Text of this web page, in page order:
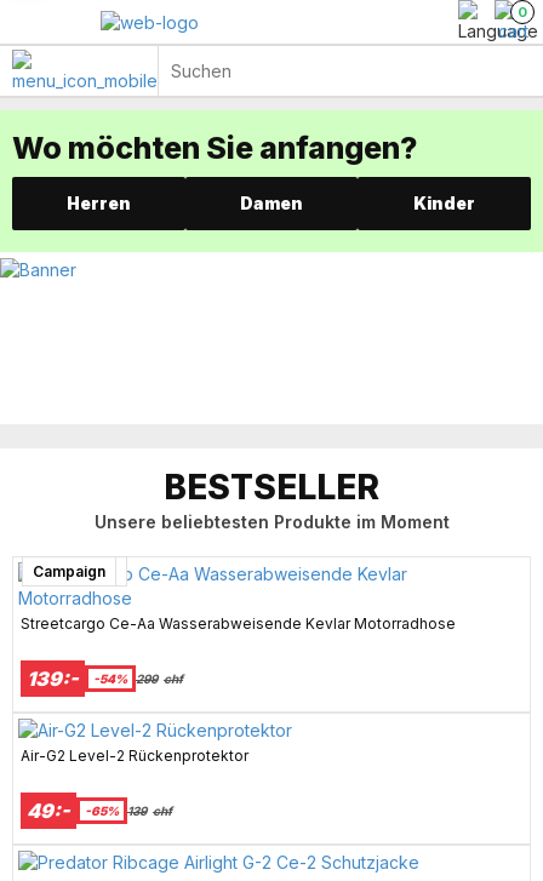
0
Wo möchten Sie anfangen?
Herren Damen Kinder
BESTSELLER
Unsere beliebtesten Produkte im Moment
Kundfavorit
Streetcargo Ce-Aa Wasserabweisende Kevlar Motorradhose
139:- -54% 299 chf
Super sale
Air-G2 Level-2 Rückenprotektor
49:- -65% 139 chf
Super sale
Kundfavorit
Campaign